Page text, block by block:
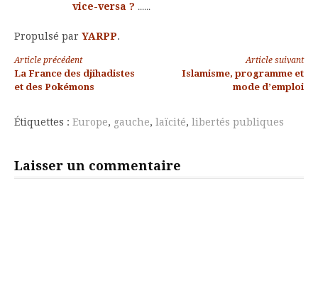
vice-versa ? ......
Propulsé par YARPP.
Lire
la
suite
Article précédent
La France des djihadistes
et des Pokémons
Article suivant
Islamisme, programme et
mode d’emploi
Étiquettes : Europe, gauche, laïcité, libertés publiques
Laisser un commentaire